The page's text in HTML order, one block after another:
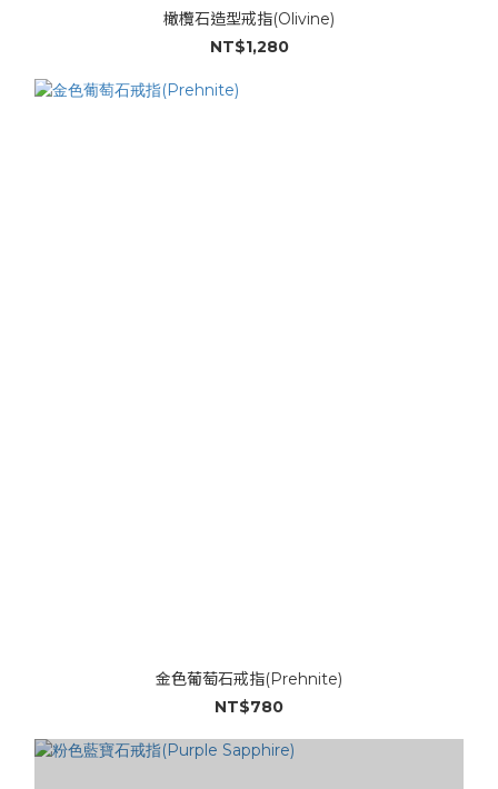
橄欖石造型戒指(Olivine)
NT$1,280
金色葡萄石戒指(Prehnite)
NT$780